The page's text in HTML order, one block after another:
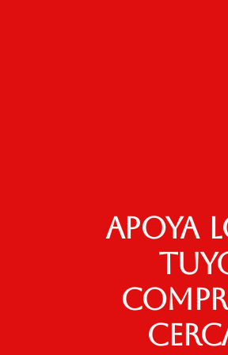
Apoya